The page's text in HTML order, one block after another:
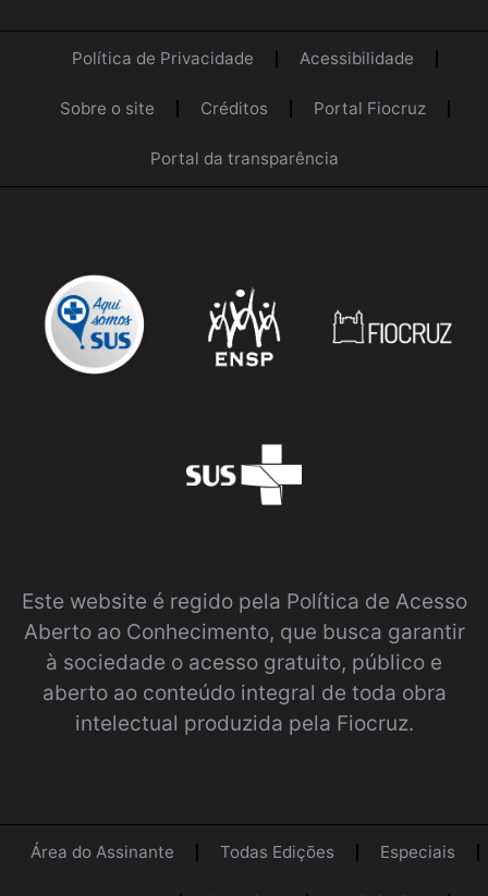
Política de Privacidade Acessibilidade
Sobre o site Créditos Portal Fiocruz
Portal da transparência
Este website é regido pela Política de Acesso
Aberto ao Conhecimento, que busca garantir
à sociedade o acesso gratuito, público e
aberto ao conteúdo integral de toda obra
intelectual produzida pela Fiocruz.
Área do Assinante Todas Edições Especiais